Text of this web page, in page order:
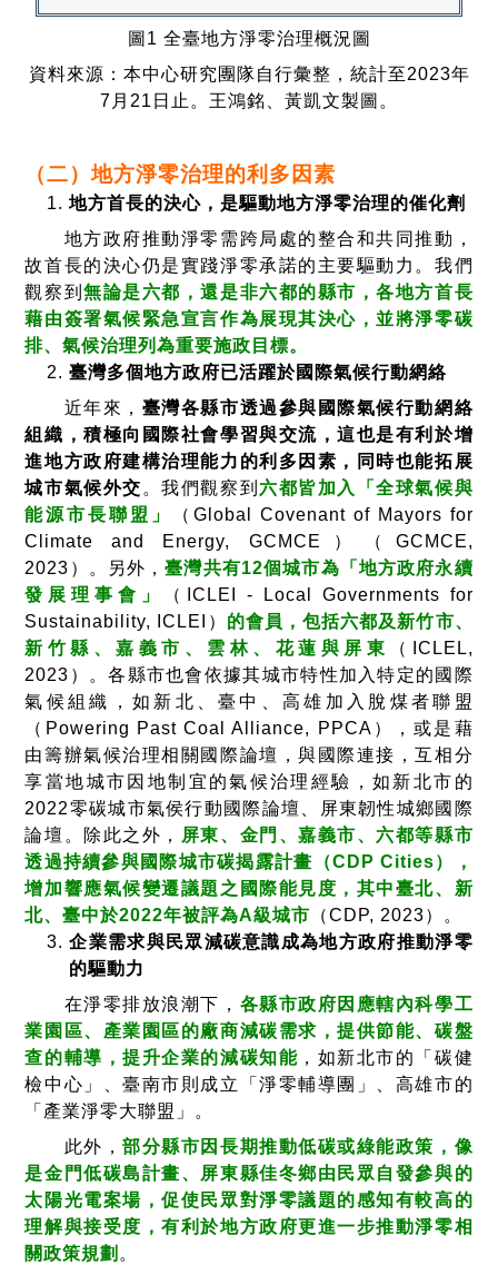
圖1 全臺地方淨零治理概況圖
資料來源：本中心研究團隊自行彙整，統計至2023年
7月21日止。王鴻銘、黃凱文製圖。
（二）地方淨零治理的利多因素
地方首長的決心，是驅動地方淨零治理的催化劑
地方政府推動淨零需跨局處的整合和共同推動，
故首長的決心仍是實踐淨零承諾的主要驅動力。我們
觀察到無論是六都，還是非六都的縣市，各地方首長
藉由簽署氣候緊急宣言作為展現其決心，並將淨零碳
排、氣候治理列為重要施政目標。
臺灣多個地方政府已活躍於國際氣候行動網絡
近年來， 臺灣各縣市透過參與國際氣候行動網絡
組織，積極向國際社會學習與交流，這也是有利於增
進地方政府建構治理能力的利多因素，同時也能拓展
城市氣候外交 。我們觀察到六都皆加入「全球氣候與
能源市長聯盟」
（ Global Covenant of Mayors for
Climate and Energy, GCMCE）（GCMCE,
2023）。另外，臺灣共有12個城市為「地方政府永續
發展理事會」
（
ICLEI - Local Governments for
Sustainability, ICLEI） 的會員，包括六都及新竹市、
新竹縣、嘉義市、雲林、花蓮與屏東
（ICLEL,
2023）。各縣市也會依據其城市特性加入特定的國際
氣候組織，如新北、臺中、高雄加入脫煤者聯盟
（Powering Past Coal Alliance, PPCA），或是藉
由籌辦氣候治理相關國際論壇，與國際連接，互相分
享當地城市因地制宜的氣候治理經驗，如新北市的
2022零碳城市氣侯行動國際論壇、屏東韌性城鄉國際
論壇。除此之外，
屏東、金門、嘉義市、六都等縣市
透過持續參與國際城市碳揭露計畫（CDP Cities），
增加響應氣候變遷議題之國際能見度，其中臺北、新
北、臺中於2022年被評為A級城市 （CDP, 2023）。
企業需求與民眾減碳意識成為地方政府推動淨零
的驅動力
在淨零排放浪潮下， 各縣市政府因應轄內科學工
業園區、產業園區的廠商減碳需求，提供節能、碳盤
查的輔導，提升企業的減碳知能 ，如新北市的「碳健
檢中心」、臺南市則成立「淨零輔導團」、高雄市的
「產業淨零大聯盟」。
此外，部分縣市因長期推動低碳或綠能政策，像
是金門低碳島計畫、屏東縣佳冬鄉由民眾自發參與的
太陽光電案場，促使民眾對淨零議題的感知有較高的
理解與接受度，有利於地方政府更進一步推動淨零相
關政策規劃 。